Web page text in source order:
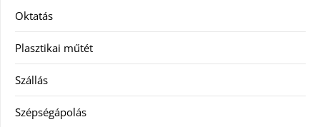
Oktatás
Plasztikai műtét
Szállás
Szépségápolás